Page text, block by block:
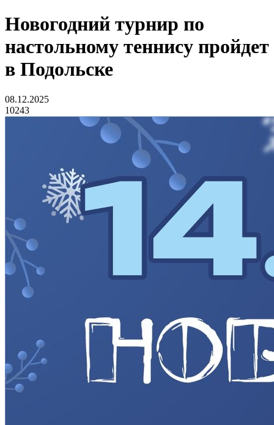
Новогодний турнир по
настольному теннису пройдет
в Подольске
08.12.2025
10243